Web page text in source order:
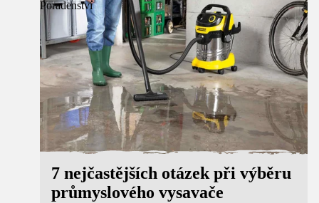
Poradenství
7 nejčastějších otázek při výběru
průmyslového vysavače